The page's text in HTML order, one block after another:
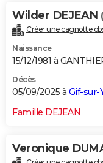
Wilder DEJEAN
Créer une cagnotte
Naissance
15/12/1981 à
Décès
05/09/2025 à Gif-sur-
Famille DEJEAN
Veronique